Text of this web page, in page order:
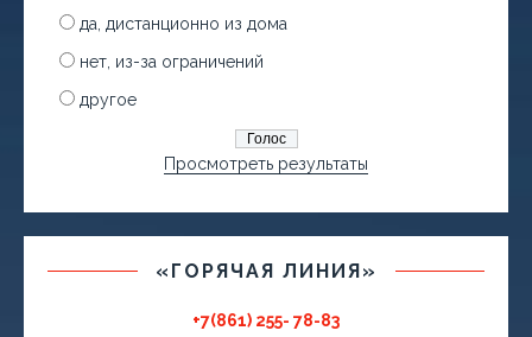
да, дистанционно из дома
нет, из-за ограничений
другое
Просмотреть результаты
«ГОРЯЧАЯ ЛИНИЯ»
+7(861) 255- 78-83